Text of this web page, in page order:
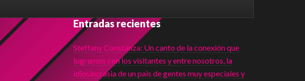
Entradas recientes
Steffany Constanza: Un canto de la conexión que
logramos con los visitantes y entre nosotros, la
idiosincrasia de un pais de gentes muy especiales y